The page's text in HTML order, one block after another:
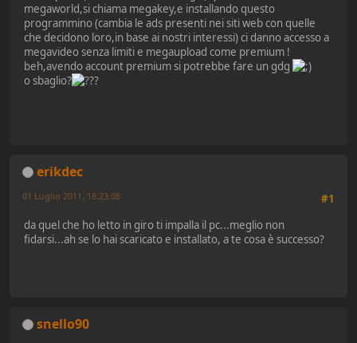
megaworld,si chiama megakey,e installando questo
programmino (cambia le ads presenti nei siti web con quelle
che decidono loro,in base ai nostri interessi) ci danno accesso a
megavideo senza limiti e megaupload come premium !
beh,avendo account premium si potrebbe fare un gdg
o sbaglio?
erikdec
#1
01 Luglio 2011, 18:23:08
da quel che ho letto in giro ti impalla il pc...meglio non
fidarsi...ah se lo hai scaricato e installato, a te cosa è successo?
snello90